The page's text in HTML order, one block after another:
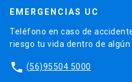
EMERGENCIAS UC
Teléfono en caso de
riesgo tu vida dentro de algún
phone (56)95504 5000